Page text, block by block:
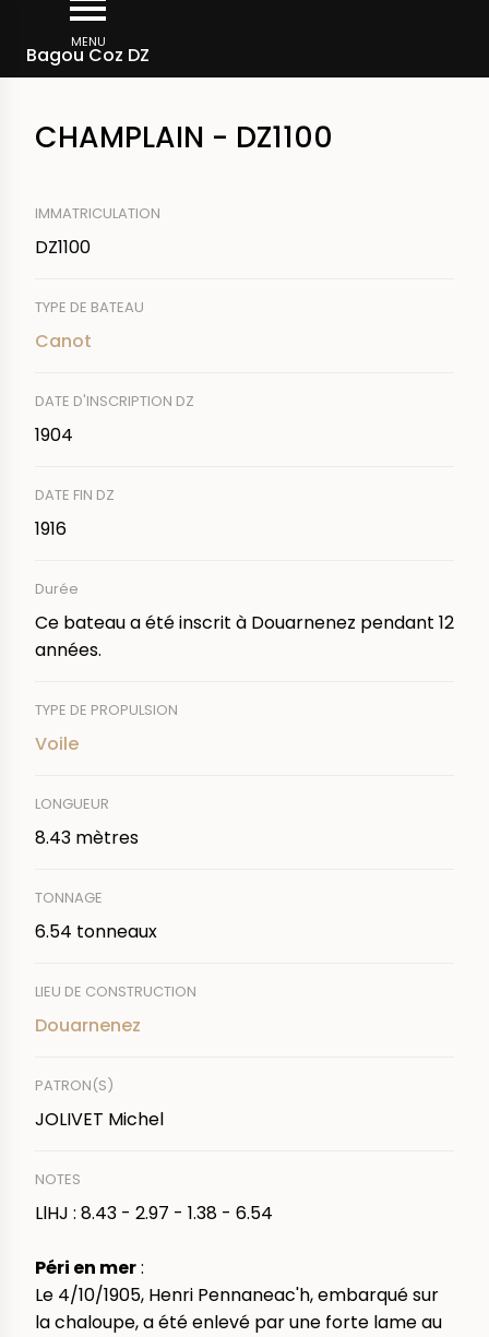
contenu
MENU
Bagou Coz DZ
d'Ariane
Rechercher un bateau
CHAMPLAIN - DZ1100
IMMATRICULATION
DZ1100
TYPE DE BATEAU
Canot
DATE D'INSCRIPTION DZ
1904
DATE FIN DZ
1916
Durée
Ce bateau a été inscrit à Douarnenez pendant 12
années.
TYPE DE PROPULSION
Voile
LONGUEUR
8.43 mètres
TONNAGE
6.54 tonneaux
LIEU DE CONSTRUCTION
Douarnenez
PATRON(S)
JOLIVET Michel
NOTES
LlHJ : 8.43 - 2.97 - 1.38 - 6.54
Péri en mer:
Le 4/10/1905, Henri Pennaneac'h, embarqué sur
la chaloupe, a été enlevé par une forte lame au